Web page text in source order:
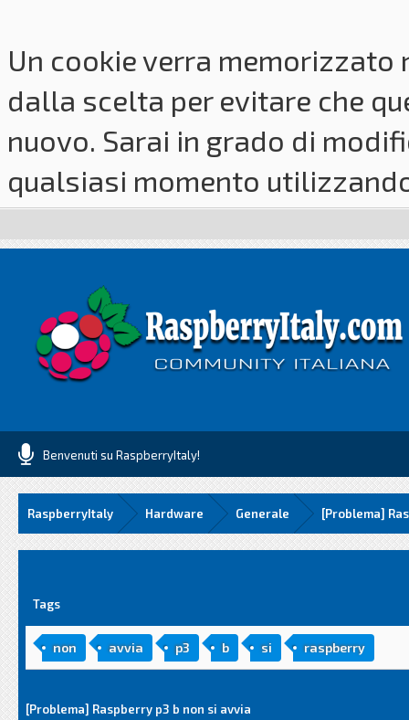
Un cookie verra
dalla scelta per evitare che
nuovo. Sarai in grado di
qualsiasi momento
Benvenuti su RaspberryItaly!
RaspberryItaly Hardware Generale [Problema]
Tags
non avvia p3 b si raspberry
[Problema] Raspberry p3 b non si avvia